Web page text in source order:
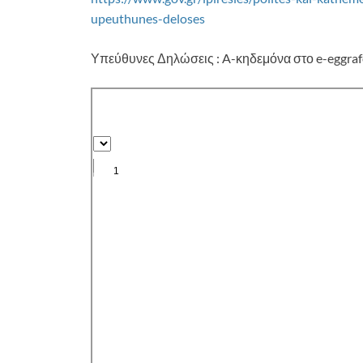
upeuthunes-deloses
Υπεύθυνες Δηλώσεις : A-κηδεμόνα στο e-